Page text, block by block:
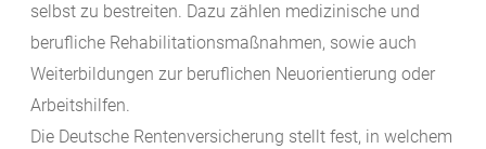
selbst zu bestreiten. Dazu zählen medizinische und
berufliche Rehabilitationsmaßnahmen, sowie auch
Weiterbildungen zur beruflichen Neuorientierung oder
Arbeitshilfen.
Die Deutsche Rentenversicherung stellt fest, in welchem